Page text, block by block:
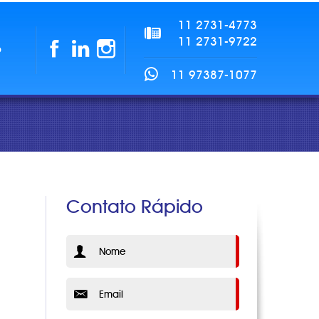
11 2731-4773
11 2731-9722
11 97387-1077
Contato Rápido